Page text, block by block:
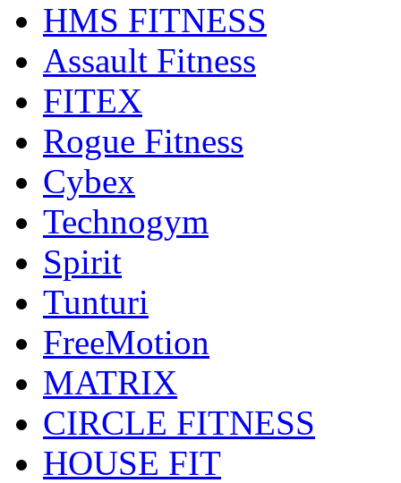
HMS FITNESS
Assault Fitness
FITEX
Rogue Fitness
Cybex
Technogym
Spirit
Tunturi
FreeMotion
MATRIX
CIRCLE FITNESS
HOUSE FIT